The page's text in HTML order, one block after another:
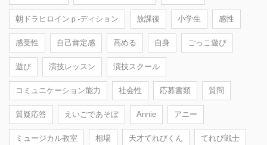
朝ドラヒロインｐ-ディション 放課後 小学生 感性
感受性 自己肯定感 高める 自身 ごっこ遊び
遊び 演技レッスン 演技スクール
コミュニケーション能力 社会性 応募書類 質問
質疑応答 えいごであそぼ Annie アニー
ミュージカル教室 相場 天才てれびくん てれび戦士